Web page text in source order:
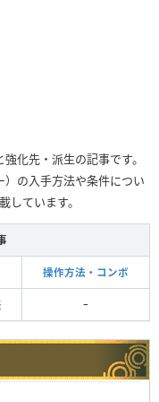
化先・派生の記事です。
の入手方法や条件につい
しています。
操作方法・コンボ
ｰ